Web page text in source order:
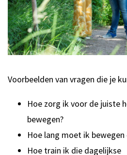
Voorbeelden van vragen die je
Hoe zorg ik voor de juiste
bewegen?
Hoe lang moet ik bewegen
Hoe train ik die dagelijkse